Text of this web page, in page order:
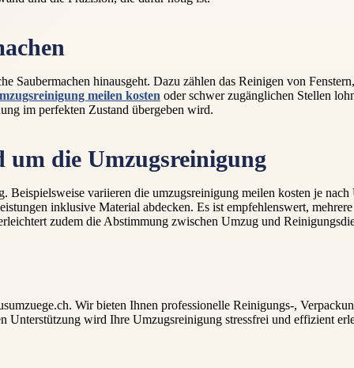
Saubermachen hinausgeht. Dazu zählen das Reinigen von
meilen kosten oder schwer zugänglichen Stellen
im perfekten Zustand übergeben wird.
um die Umzugsreinigung
Beispielsweise variieren die umzugsreinigung meilen kosten je
inklusive Material abdecken. Es ist empfehlenswert,
zudem die Abstimmung zwischen Umzug und
Wir bieten Ihnen professionelle Reinigungs-,
Unterstützung wird Ihre Umzugsreinigung stressfrei und effizient